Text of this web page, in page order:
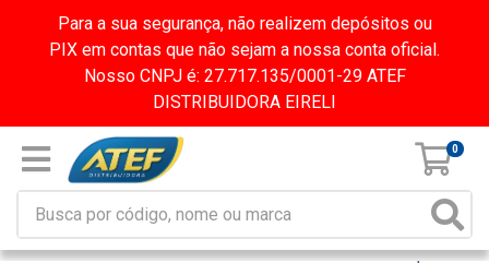
Para a sua segurança, não realizem depósitos ou
PIX em contas que não sejam a nossa conta oficial.
Nosso CNPJ é: 27.717.135/0001-29 ATEF
DISTRIBUIDORA EIRELI
0